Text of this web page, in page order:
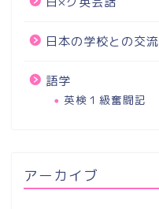
日本の学校との交流
語学
英検１級奮闘記
アーカイブ